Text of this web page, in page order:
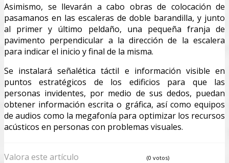
Asimismo, se llevarán a cabo obras de colocación de
pasamanos en las escaleras de doble barandilla, y junto
al primer y último peldaño, una pequeña franja de
pavimento perpendicular a la dirección de la escalera
para indicar el inicio y final de la misma.
Se instalará señalética táctil e información visible en
puntos estratégicos de los edificios para que las
personas invidentes, por medio de sus dedos, puedan
obtener información escrita o gráfica, así como equipos
de audios como la megafonía para optimizar los recursos
acústicos en personas con problemas visuales.
Valora este artículo (0 votos)